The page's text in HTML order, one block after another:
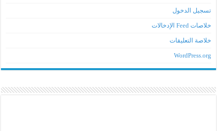
تسجيل الدخول
خلاصات Feed الإدخالات
خلاصة التعليقات
WordPress.org